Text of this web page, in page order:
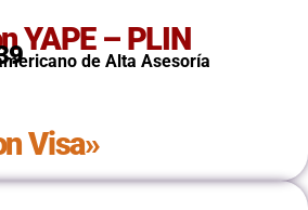
YAPE – PLIN
de Alta Asesoría
Visa»